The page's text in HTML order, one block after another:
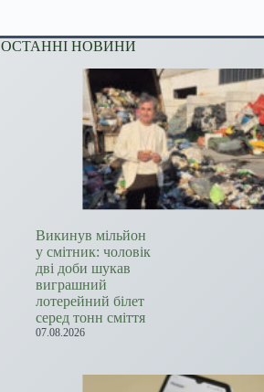
ОСТАННІ НОВИНИ
Викинув мільйон
у смітник: чоловік
дві доби шукав
виграшний
лотерейний білет
серед тонн сміття
07.08.2026